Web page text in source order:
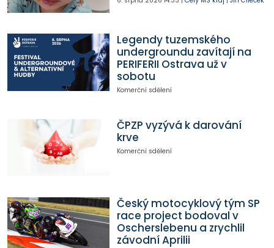
Legendy tuzemského
undergroundu zavítají na
PERIFERII Ostrava už v
sobotu
Komerční sdělení
ČPZP vyzývá k darování
krve
Komerční sdělení
Český motocyklový tým SP
race project bodoval v
Oscherslebenu a zrychlil
závodní Aprilii